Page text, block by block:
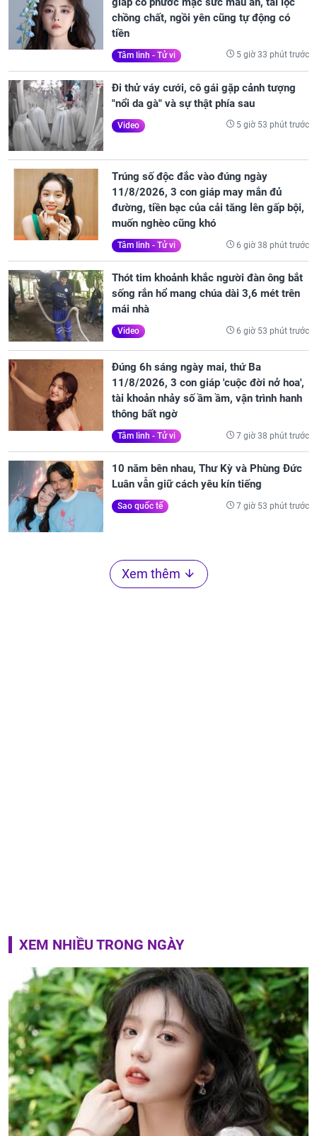
chồng chất, ngồi yên cũng tự động có
tiền
Tâm linh - Tử vi 5 giờ 33 phút trước
Đi thử váy cưới, cô gái gặp cảnh tượng
"nổi da gà" và sự thật phía sau
Video 5 giờ 53 phút trước
Trúng số độc đắc vào đúng ngày
11/8/2026, 3 con giáp may mắn đủ
đường, tiền bạc của cải tăng lên gấp bội,
muốn nghèo cũng khó
Tâm linh - Tử vi 6 giờ 38 phút trước
Thót tim khoảnh khắc người đàn ông bắt
sống rắn hổ mang chúa dài 3,6 mét trên
mái nhà
Video 6 giờ 53 phút trước
Đúng 6h sáng ngày mai, thứ Ba
11/8/2026, 3 con giáp 'cuộc đời nở hoa',
tài khoản nhảy số ầm ầm, vận trình hanh
thông bất ngờ
Tâm linh - Tử vi 7 giờ 38 phút trước
10 năm bên nhau, Thư Kỳ và Phùng Đức
Luân vẫn giữ cách yêu kín tiếng
Sao quốc tế 7 giờ 53 phút trước
Xem thêm
XEM NHIỀU TRONG NGÀY